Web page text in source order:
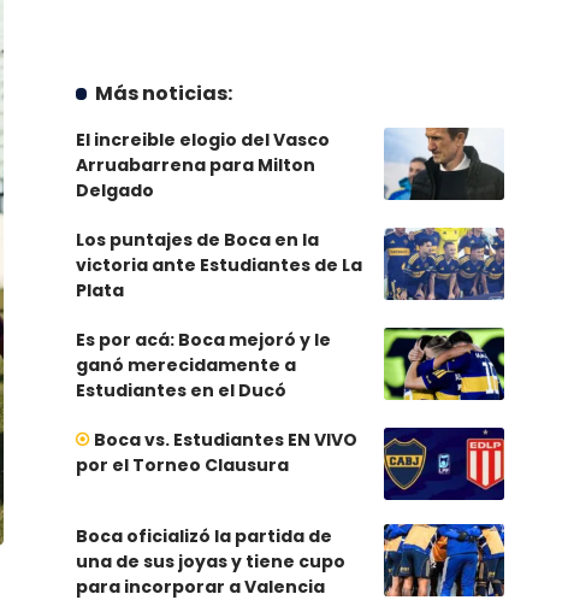
Más noticias:
El increible elogio del Vasco
Arruabarrena para Milton
Delgado
Los puntajes de Boca en la
victoria ante Estudiantes de La
Plata
Es por acá: Boca mejoró y le
ganó merecidamente a
Estudiantes en el Ducó
Boca vs. Estudiantes EN VIVO
por el Torneo Clausura
Boca oficializó la partida de
una de sus joyas y tiene cupo
para incorporar a Valencia